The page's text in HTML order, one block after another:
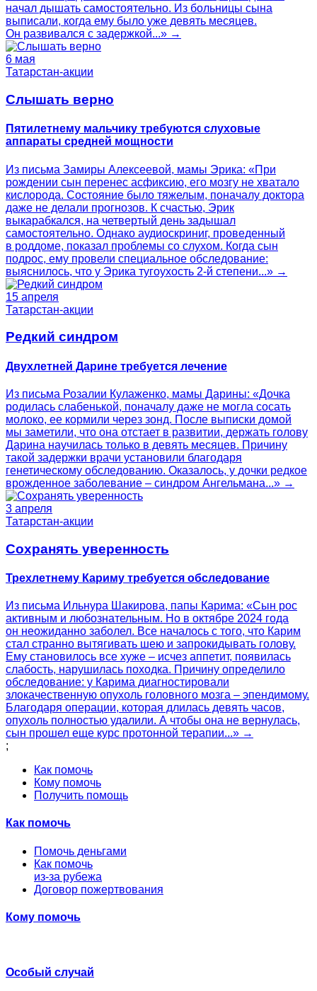
начал дышать самостоятельно. Из больницы сына
выписали, когда ему было уже девять месяцев.
Он развивался с задержкой...» →
6 мая
Татарстан-акции
Слышать верно
Пятилетнему мальчику требуются слуховые
аппараты средней мощности
Из письма Замиры Алексеевой, мамы Эрика: «При
рождении сын перенес асфиксию, его мозгу не хватало
кислорода. Состояние было тяжелым, поначалу доктора
даже не делали прогнозов. К счастью, Эрик
выкарабкался, на четвертый день задышал
самостоятельно. Однако аудиоскриниг, проведенный
в роддоме, показал проблемы со слухом. Когда сын
подрос, ему провели специальное обследование:
выяснилось, что у Эрика тугоухость 2-й степени...» →
15 апреля
Татарстан-акции
Редкий синдром
Двухлетней Дарине требуется лечение
Из письма Розалии Кулаженко, мамы Дарины: «Дочка
родилась слабенькой, поначалу даже не могла сосать
молоко, ее кормили через зонд. После выписки домой
мы заметили, что она отстает в развитии, держать голову
Дарина научилась только в девять месяцев. Причину
такой задержки врачи установили благодаря
генетическому обследованию. Оказалось, у дочки редкое
врожденное заболевание – синдром Ангельмана...» →
3 апреля
Татарстан-акции
Сохранять уверенность
Трехлетнему Кариму требуется обследование
Из письма Ильнура Шакирова, папы Карима: «Сын рос
активным и любознательным. Но в октябре 2024 года
он неожиданно заболел. Все началось с того, что Карим
стал странно вытягивать шею и запрокидывать голову.
Ему становилось все хуже – исчез аппетит, появилась
слабость, нарушилась походка. Причину определило
обследование: у Карима диагностировали
злокачественную опухоль головного мозга – эпендимому.
Благодаря операции, которая длилась девять часов,
опухоль полностью удалили. А чтобы она не вернулась,
сын прошел еще курс протонной терапии...» →
;
Как помочь
Кому помочь
Получить помощь
Как помочь
Помочь деньгами
Как помочь
из-за рубежа
Договор пожертвования
Кому помочь
Особый случай